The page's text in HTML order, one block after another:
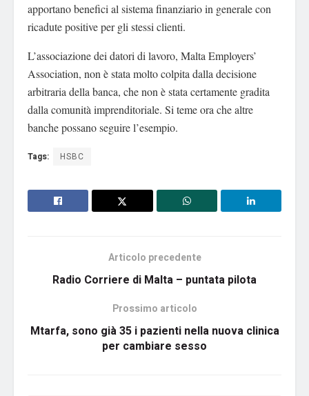
apportano benefici al sistema finanziario in generale con
ricadute positive per gli stessi clienti.
L’associazione dei datori di lavoro, Malta Employers’
Association, non è stata molto colpita dalla decisione
arbitraria della banca, che non è stata certamente gradita
dalla comunità imprenditoriale. Si teme ora che altre
banche possano seguire l’esempio.
Tags: HSBC
Articolo precedente
Radio Corriere di Malta – puntata pilota
Prossimo articolo
Mtarfa, sono già 35 i pazienti nella nuova clinica
per cambiare sesso